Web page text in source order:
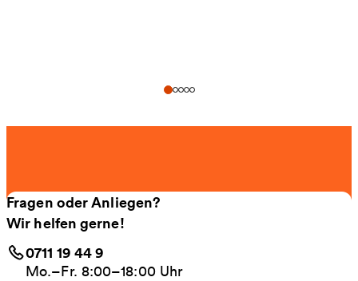
Fragen oder Anliegen?
Wir helfen gerne!
0711 19 44 9
Mo.–Fr. 8:00–18:00 Uhr